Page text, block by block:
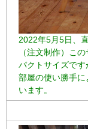
2022年5月5日、
（注文制作）こ
パクトサイズです
部屋の使い勝手
います。